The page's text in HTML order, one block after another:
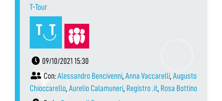
T-Tour
09/10/2021 15:30
Con: Alessandro Bencivenni, Anna Vaccarelli, Augusto
Chioccarello, Aurelio Calamuneri, Registro .it, Rosa Bottino